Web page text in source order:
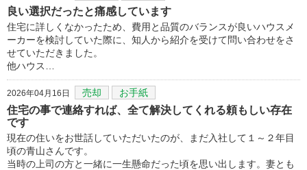
良い選択だったと痛感しています
住宅に詳しくなかったため、費用と品質のバランスが良いハウスメ
ーカーを検討していた際に、知人から紹介を受けて問い合わせをさ
せていただきました。
他ハウス…
2026年04月16日 売却 お手紙
住宅の事で連絡すれば、全て解決してくれる頼もしい存在
です
現在の住いをお世話していただいたのが、まだ入社して１～２年目
頃の青山さんです。
当時の上司の方と一緒に一生懸命だった頃を思い出します。妻とも